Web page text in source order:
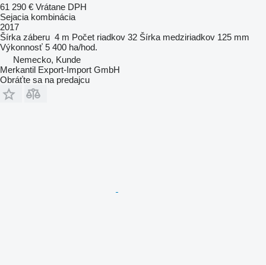
61 290 € Vrátane DPH
Sejacia kombinácia
2017
Šírka záberu 4 m Počet riadkov 32 Šírka medziriadkov 125 mm
Výkonnosť 5 400 ha/hod.
Nemecko, Kunde
Merkantil Export-Import GmbH
Obráťte sa na predajcu